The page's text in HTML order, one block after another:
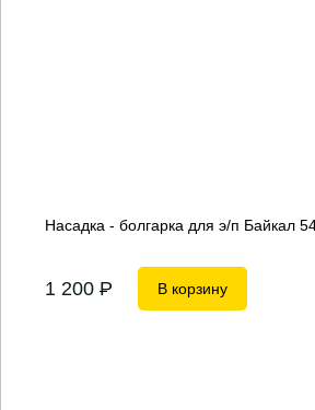
Насадка - болгарка для э/п Байкал
1 200 P В корзину